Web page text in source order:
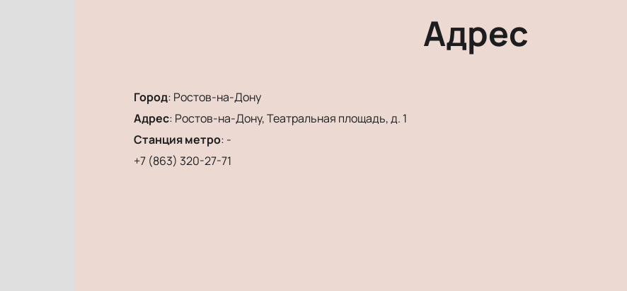
Адрес
Город: Ростов-на-Дону
Адрес: Ростов-на-Дону, Театральная площадь, д. 1
Станция метро: -
+7 (863) 320-27-71